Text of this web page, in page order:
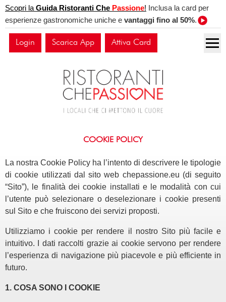
Scopri la Guida Ristoranti Che Passione! Inclusa la card per
esperienze gastronomiche uniche e vantaggi fino al 50%.
Login Scarica App Attiva Card
COOKIE POLICY
La nostra Cookie Policy ha l’intento di descrivere le tipologie
di cookie utilizzati dal sito web chepassione.eu (di seguito
“Sito”), le finalità dei cookie installati e le modalità con cui
l’utente può selezionare o deselezionare i cookie presenti
sul Sito e che fruiscono dei servizi proposti.
Utilizziamo i cookie per rendere il nostro Sito più facile e
intuitivo. I dati raccolti grazie ai cookie servono per rendere
l’esperienza di navigazione più piacevole e più efficiente in
futuro.
1. COSA SONO I COOKIE